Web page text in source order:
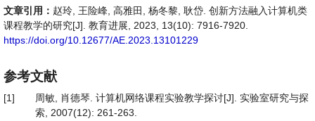
文章引用： 赵玲, 王险峰, 高雅田, 杨冬黎, 耿岱. 创新方法融入计算机类
课程教学的研究[J]. 教育进展, 2023, 13(10): 7916-7920.
https://doi.org/10.12677/AE.2023.13101229
参考文献
[1]
周敏, 肖德琴. 计算机网络课程实验教学探讨[J]. 实验室研究与探
索, 2007(12): 261-263.